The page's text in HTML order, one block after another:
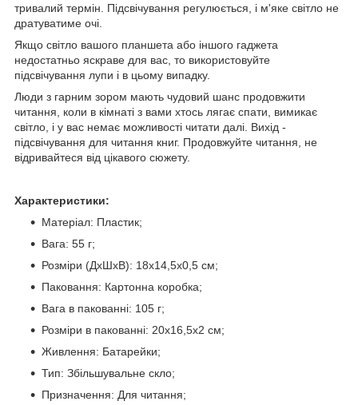
тривалий термін. Підсвічування регулюється, і м'яке світло не
дратуватиме очі.
Якщо світло вашого планшета або іншого гаджета
недостатньо яскраве для вас, то використовуйте
підсвічування лупи і в цьому випадку.
Люди з гарним зором мають чудовий шанс продовжити
читання, коли в кімнаті з вами хтось лягає спати, вимикає
світло, і у вас немає можливості читати далі. Вихід -
підсвічування для читання книг. Продовжуйте читання, не
відривайтеся від цікавого сюжету.
Характеристики:
Матеріал: Пластик;
Вага: 55 г;
Розміри (ДхШхВ): 18х14,5х0,5 см;
Паковання: Картонна коробка;
Вага в пакованні: 105 г;
Розміри в пакованні: 20х16,5х2 см;
Живлення: Батарейки;
Тип: Збільшувальне скло;
Призначення: Для читання;